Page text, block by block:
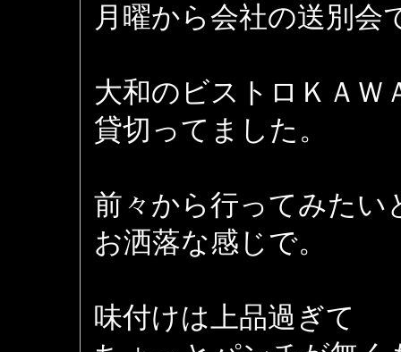
月曜から会社の送別会
大和のビストロＫＡＷ
貸切ってました。
前々から行ってみたい
お洒落な感じで。
味付けは上品過ぎて